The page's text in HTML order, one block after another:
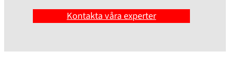
Kontakta våra experter